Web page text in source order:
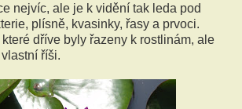
nejvíc, ale je k vidění tak leda pod
plísně, kvasinky, řasy a prvoci.
dříve byly řazeny k rostlinám, ale
říši.